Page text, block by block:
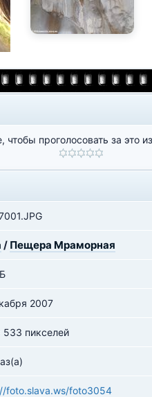
чтобы проголосовать за это
/ Пещера Мраморная
2007
пикселей
foto.slava.ws/foto3054